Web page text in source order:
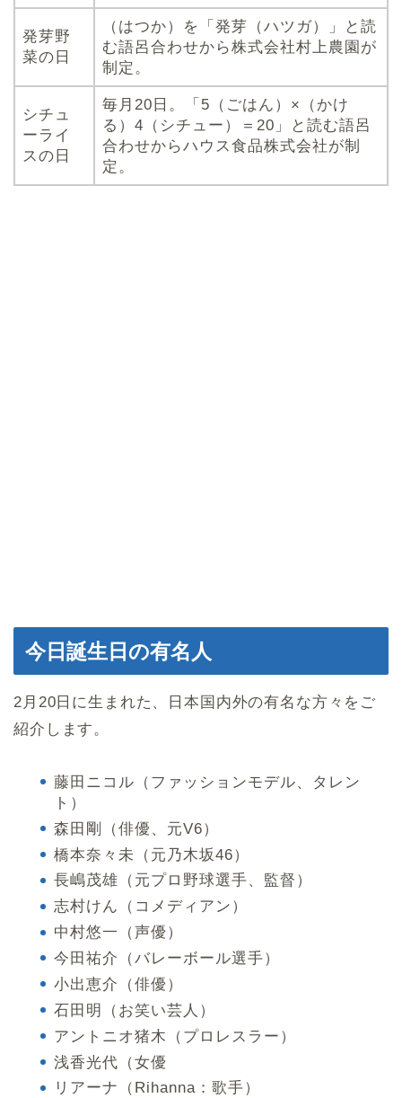
発芽野
菜の日
（はつか）を「発芽（ハツガ）」と読
む語呂合わせから株式会社村上農園が
制定。
シチュ
ーライ
スの日
毎月20日。「5（ごはん）×（かけ
る）4（シチュー）＝20」と読む語呂
合わせからハウス食品株式会社が制
定。
今日誕生日の有名人
2月20日に生まれた、日本国内外の有名な方々をご
紹介します。
藤田ニコル（ファッションモデル、タレン
ト）
森田剛（俳優、元V6）
橋本奈々未（元乃木坂46）
長嶋茂雄（元プロ野球選手、監督）
志村けん（コメディアン）
中村悠一（声優）
今田祐介（バレーボール選手）
小出恵介（俳優）
石田明（お笑い芸人）
アントニオ猪木（プロレスラー）
浅香光代（女優
リアーナ（Rihanna：歌手）